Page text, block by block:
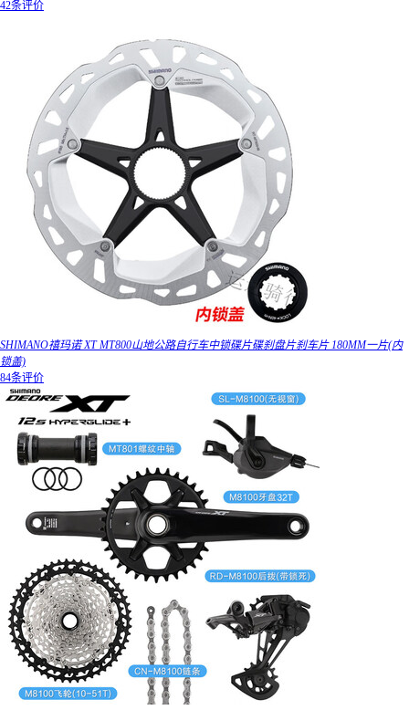
42条评价
SHIMANO禧玛诺 XT MT800山地公路自行车中锁碟片碟刹盘片刹车片 180MM一片(内
锁盖)
84条评价